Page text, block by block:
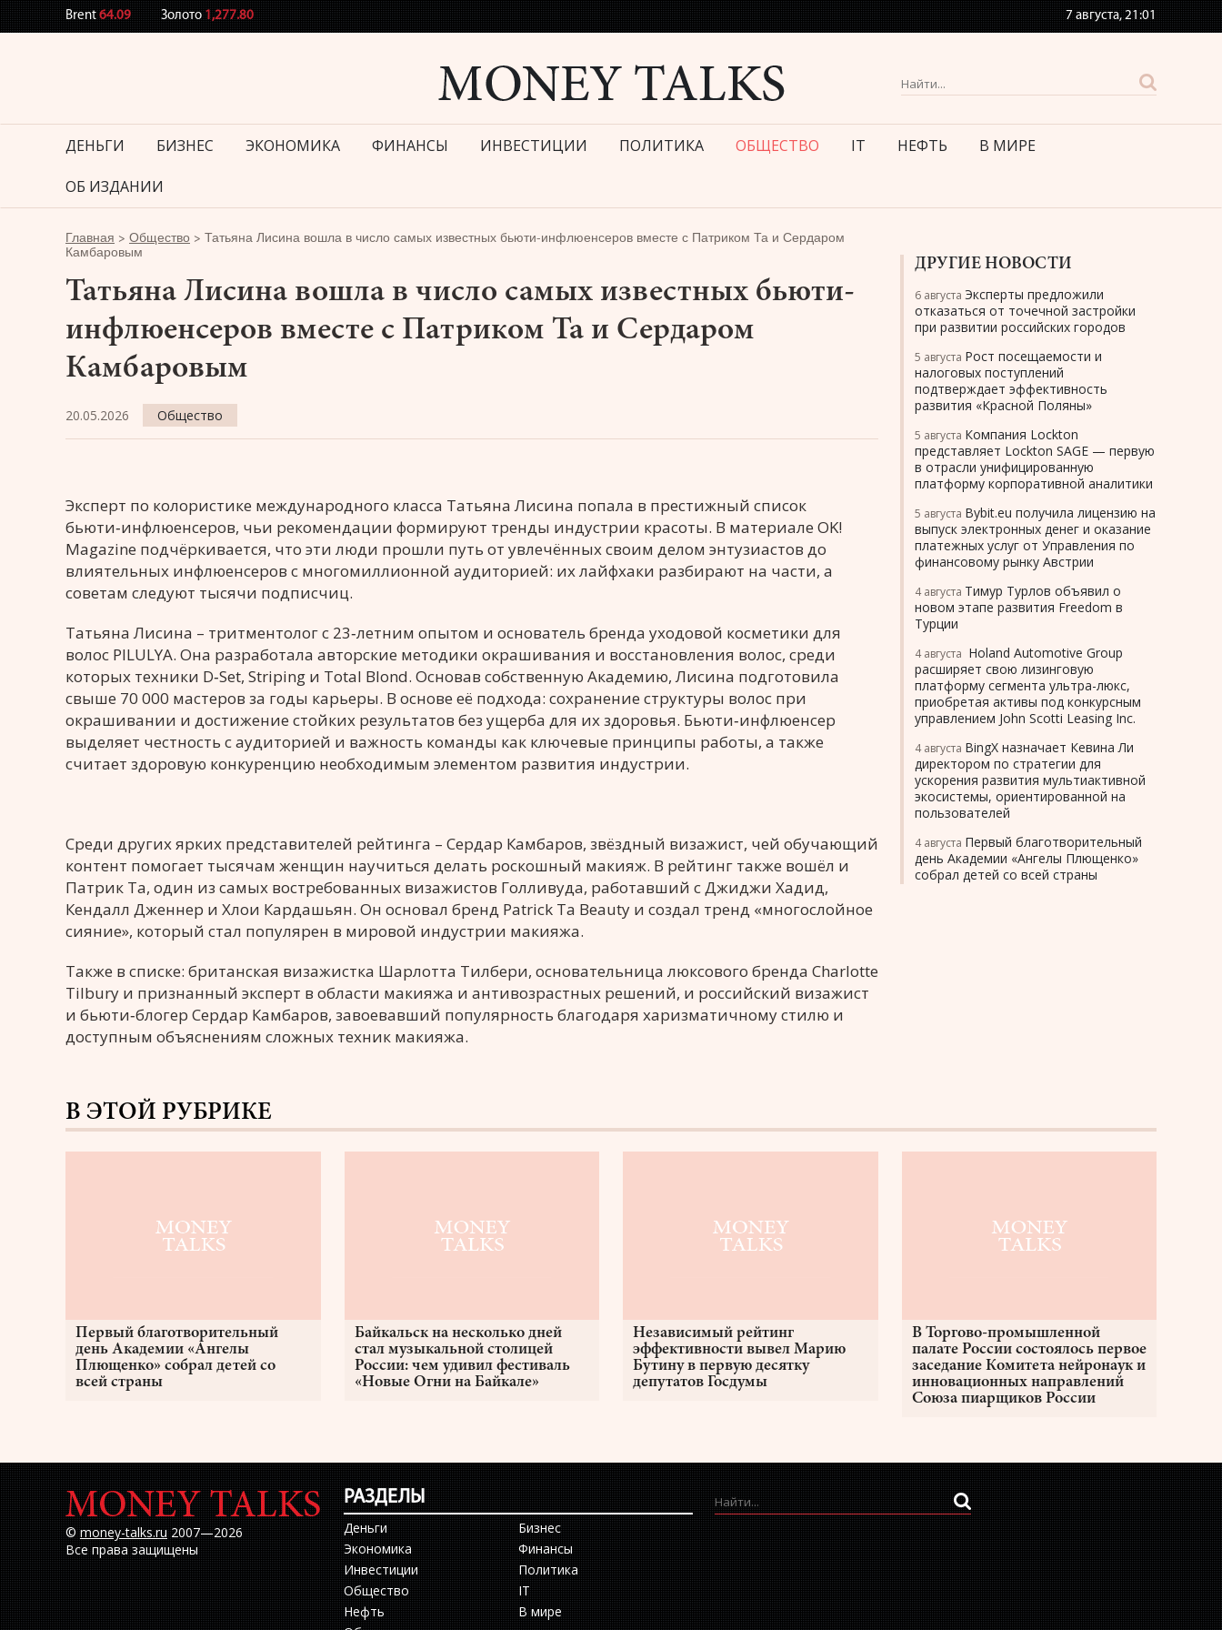
Brent64.09 Золото1,277.80 7 августа,21:01
ДЕНЬГИ БИЗНЕС ЭКОНОМИКА ФИНАНСЫ ИНВЕСТИЦИИ ПОЛИТИКА ОБЩЕСТВО IT НЕФТЬ В МИРЕ
ОБ ИЗДАНИИ
Главная > Общество > Татьяна Лисина вошла в число самых известных бьюти-инфлюенсеров вместе с Патриком Та и Сердаром
Камбаровым
Татьяна Лисина вошла в число самых известных бьюти-
инфлюенсеров вместе с Патриком Та и Сердаром
Камбаровым
20.05.2026 Общество
Эксперт по колористике международного класса Татьяна Лисина попала в престижный список
бьюти‑инфлюенсеров, чьи рекомендации формируют тренды индустрии красоты. В материале OK!
Magazine подчёркивается, что эти люди прошли путь от увлечённых своим делом энтузиастов до
влиятельных инфлюенсеров с многомиллионной аудиторией: их лайфхаки разбирают на части, а
советам следуют тысячи подписчиц.
Татьяна Лисина – тритментолог с 23‑летним опытом и основатель бренда уходовой косметики для
волос PILULYA. Она разработала авторские методики окрашивания и восстановления волос, среди
которых техники D‑Set, Striping и Total Blond. Основав собственную Академию, Лисина подготовила
свыше 70 000 мастеров за годы карьеры. В основе её подхода: сохранение структуры волос при
окрашивании и достижение стойких результатов без ущерба для их здоровья. Бьюти‑инфлюенсер
выделяет честность с аудиторией и важность команды как ключевые принципы работы, а также
считает здоровую конкуренцию необходимым элементом развития индустрии.
Среди других ярких представителей рейтинга – Сердар Камбаров, звёздный визажист, чей обучающий
контент помогает тысячам женщин научиться делать роскошный макияж. В рейтинг также вошёл и
Патрик Та, один из самых востребованных визажистов Голливуда, работавший с Джиджи Хадид,
Кендалл Дженнер и Хлои Кардашьян. Он основал бренд Patrick Ta Beauty и создал тренд «многослойное
сияние», который стал популярен в мировой индустрии макияжа.
Также в списке: британская визажистка Шарлотта Тилбери, основательница люксового бренда Charlotte
Tilbury и признанный эксперт в области макияжа и антивозрастных решений, и российский визажист
и бьюти‑блогер Сердар Камбаров, завоевавший популярность благодаря харизматичному стилю и
доступным объяснениям сложных техник макияжа.
ДРУГИЕ НОВОСТИ
6 августа Эксперты предложили
отказаться от точечной застройки
при развитии российских городов
5 августа Рост посещаемости и
налоговых поступлений
подтверждает эффективность
развития «Красной Поляны»
5 августа Компания Lockton
представляет Lockton SAGE — первую
в отрасли унифицированную
платформу корпоративной аналитики
5 августа Bybit.eu получила лицензию на
выпуск электронных денег и оказание
платежных услуг от Управления по
финансовому рынку Австрии
4 августа Тимур Турлов объявил о
новом этапе развития Freedom в
Турции
4 августа Holand Automotive Group
расширяет свою лизинговую
платформу сегмента ультра-люкс,
приобретая активы под конкурсным
управлением John Scotti Leasing Inc.
4 августа BingX назначает Кевина Ли
директором по стратегии для
ускорения развития мультиактивной
экосистемы, ориентированной на
пользователей
4 августа Первый благотворительный
день Академии «Ангелы Плющенко»
собрал детей со всей страны
В ЭТОЙ РУБРИКЕ
Первый благотворительный
день Академии «Ангелы
Плющенко» собрал детей со
всей страны
Байкальск на несколько дней
стал музыкальной столицей
России: чем удивил фестиваль
«Новые Огни на Байкале»
Независимый рейтинг
эффективности вывел Марию
Бутину в первую десятку
депутатов Госдумы
В Торгово-промышленной
палате России состоялось первое
заседание Комитета нейронаук и
инновационных направлений
Союза пиарщиков России
©money-talks.ru2007—2026
Все права защищены
РАЗДЕЛЫ
Деньги
Бизнес
Экономика
Финансы
Инвестиции
Политика
Общество
IT
Нефть
В мире